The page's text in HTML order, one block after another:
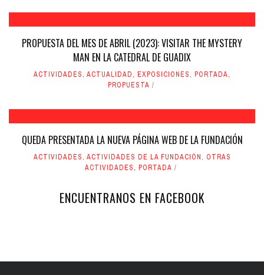
PROPUESTA DEL MES DE ABRIL (2023): VISITAR THE MYSTERY
MAN EN LA CATEDRAL DE GUADIX
ACTIVIDADES, ACTUALIDAD, EXPOSICIONES, PORTADA,
PROPUESTA
QUEDA PRESENTADA LA NUEVA PÁGINA WEB DE LA FUNDACIÓN
ACTIVIDADES, ACTIVIDADES DE LA FUNDACIÓN, OTRAS
ACTIVIDADES, PORTADA
ENCUENTRANOS EN FACEBOOK